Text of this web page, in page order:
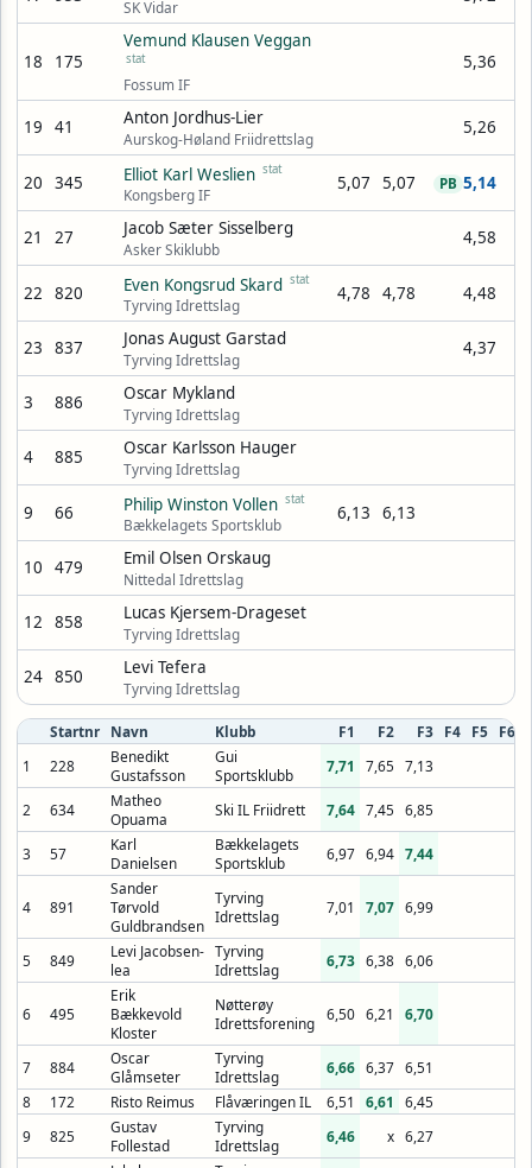
SK Vidar
18 175
Vemund Klausen Veggan
stat
Fossum IF
5,36
19 41 Anton Jordhus-Lier
Aurskog-Høland Friidrettslag
5,26
20 345 Elliot Karl Weslien stat
Kongsberg IF
5,07 5,07 5,14
PB
21 27 Jacob Sæter Sisselberg
Asker Skiklubb
4,58
22 820 Even Kongsrud Skard stat
Tyrving Idrettslag
4,78 4,78 4,48
23 837 Jonas August Garstad
Tyrving Idrettslag
4,37
3 886 Oscar Mykland
Tyrving Idrettslag
4 885 Oscar Karlsson Hauger
Tyrving Idrettslag
9 66 Philip Winston Vollen stat
Bækkelagets Sportsklub
6,13 6,13
10 479 Emil Olsen Orskaug
Nittedal Idrettslag
12 858 Lucas Kjersem-Drageset
Tyrving Idrettslag
24 850 Levi Tefera
Tyrving Idrettslag
Startnr Navn Klubb F1 F2 F3 F4 F5
F6
1
228
Benedikt
Gustafsson
Gui
Sportsklubb
7,71 7,65 7,13
2 634
Matheo
Opuama
Ski IL Friidrett 7,64 7,45 6,85
3 57
Karl
Danielsen
Bækkelagets
Sportsklub
6,97 6,94 7,44
4 891
Sander
Tørvold
Guldbrandsen
Tyrving
Idrettslag
7,01 7,07 6,99
5 849
Levi Jacobsen-
lea
Tyrving
Idrettslag
6,73 6,38 6,06
6 495
Erik
Bækkevold
Kloster
Nøtterøy
Idrettsforening
6,50 6,21 6,70
7 884
Oscar
Glåmseter
Tyrving
Idrettslag
6,66 6,37 6,51
8
172 Risto Reimus Flåværingen IL 6,51 6,61
6,45
9
825
Gustav
Follestad
Tyrving
Idrettslag
6,46 x 6,27